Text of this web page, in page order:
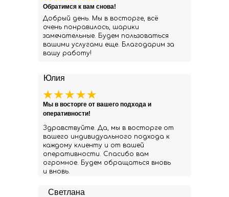
Юлия
Здравствуйте. Да, мы в восторге от
вашего индивидуального подхода к
каждому клиенту и от вашей
оперативности. Спасибо вам
огромное. Будем обращаться вновь
и вновь.
Мы в восторге от вашего подхода и
оперативности!
Светлана
Добрый день. Мы в восторге, всё
очень понравилось, шарики
замечательные. Будем пользоваться
вашими услугами еще. Благодарим за
вашу работу!
Обратимся к вам снова!